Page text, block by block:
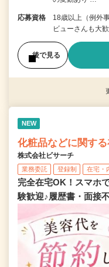
応募資格
18歳以上（例外
ビューさんも大歓
後で見る
NEW
化粧品などに関す
株式会社ビサーチ
業務委託 登録制 在宅・
完全在宅OK！スマホ
験歓迎♪履歴書・面接